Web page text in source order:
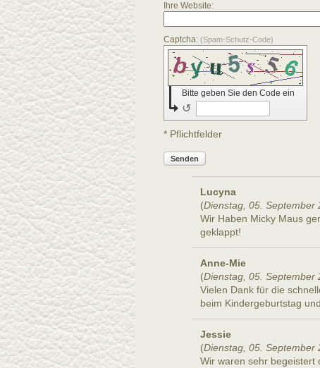
Ihre Website:
Captcha: (Spam-Schutz-Code)
Bitte geben Sie den Code ein
↺
* Pflichtfelder
Senden
Lucyna
(Dienstag, 05. September
Wir Haben Micky Maus
geklappt!
Anne-Mie
(Dienstag, 05. September
Vielen Dank für die
beim Kindergeburtstag
Jessie
(Dienstag, 05. September
Wir waren sehr begeistert